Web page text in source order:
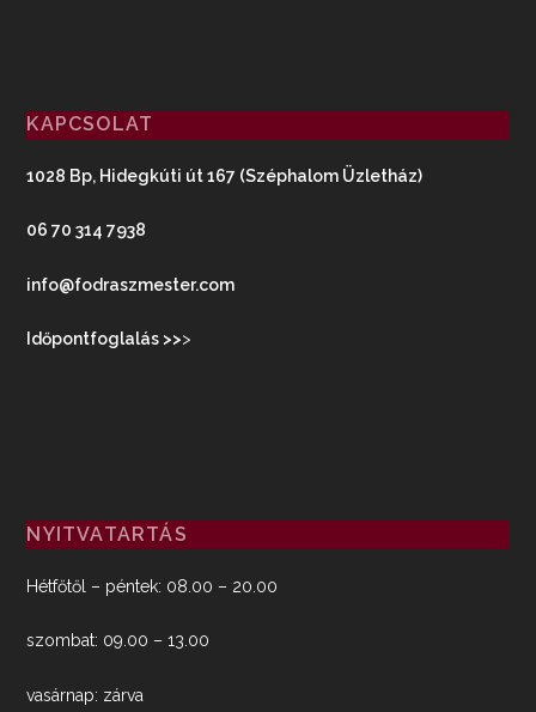
KAPCSOLAT
1028 Bp, Hidegkúti út 167 (Széphalom Üzletház)
06 70 314 7938
info@fodraszmester.com
Időpontfoglalás >>>
NYITVATARTÁS
Hétfőtől – péntek: 08.00 – 20.00
szombat: 09.00 – 13.00
vasárnap: zárva